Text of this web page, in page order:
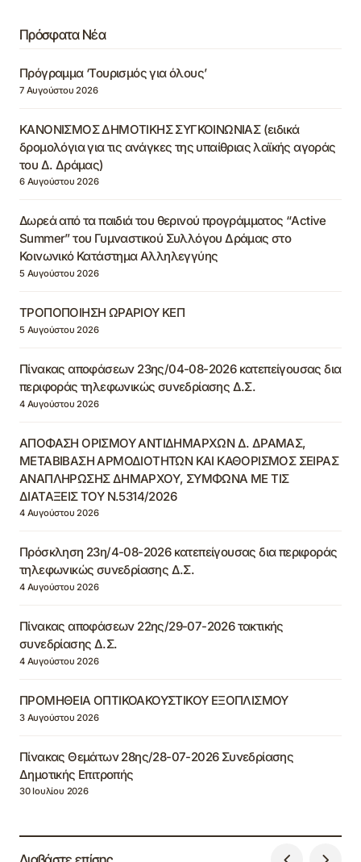
Πρόσφατα Νέα
Πρόγραμμα ‘Τουρισμός για όλους’
7 Αυγούστου 2026
ΚΑΝΟΝΙΣΜΟΣ ΔΗΜΟΤΙΚΗΣ ΣΥΓΚΟΙΝΩΝΙΑΣ (ειδικά
δρομολόγια για τις ανάγκες της υπαίθριας λαϊκής αγοράς
του Δ. Δράμας)
6 Αυγούστου 2026
Δωρεά από τα παιδιά του θερινού προγράμματος “Active
Summer” του Γυμναστικού Συλλόγου Δράμας στο
Κοινωνικό Κατάστημα Αλληλεγγύης
5 Αυγούστου 2026
ΤΡΟΠΟΠΟΙΗΣΗ ΩΡΑΡΙΟΥ ΚΕΠ
5 Αυγούστου 2026
Πίνακας αποφάσεων 23ης/04-08-2026 κατεπείγουσας δια
περιφοράς τηλεφωνικώς συνεδρίασης Δ.Σ.
4 Αυγούστου 2026
ΑΠΟΦΑΣΗ ΟΡΙΣΜΟΥ ΑΝΤΙΔΗΜΑΡΧΩΝ Δ. ΔΡΑΜΑΣ,
ΜΕΤΑΒΙΒΑΣΗ ΑΡΜΟΔΙΟΤΗΤΩΝ ΚΑΙ ΚΑΘΟΡΙΣΜΟΣ ΣΕΙΡΑΣ
ΑΝΑΠΛΗΡΩΣΗΣ ΔΗΜΑΡΧΟΥ, ΣΥΜΦΩΝΑ ΜΕ ΤΙΣ
ΔΙΑΤΑΞΕΙΣ ΤΟΥ Ν.5314/2026
4 Αυγούστου 2026
Πρόσκληση 23η/4-08-2026 κατεπείγουσας δια περιφοράς
τηλεφωνικώς συνεδρίασης Δ.Σ.
4 Αυγούστου 2026
Πίνακας αποφάσεων 22ης/29-07-2026 τακτικής
συνεδρίασης Δ.Σ.
4 Αυγούστου 2026
ΠΡΟΜΗΘΕΙΑ ΟΠΤΙΚΟΑΚΟΥΣΤΙΚΟΥ ΕΞΟΠΛΙΣΜΟΥ
3 Αυγούστου 2026
Πίνακας Θεμάτων 28ης/28-07-2026 Συνεδρίασης
Δημοτικής Επιτροπής
30 Ιουλίου 2026